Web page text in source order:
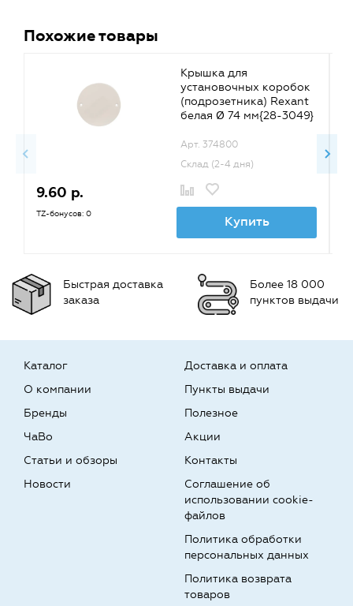
Похожие товары
Крышка для
установочных коробок
(подрозетника) Rexant
белая Ø 74 мм{28-3049}
Арт. 374800
Склад (2-4 дня)
9.60 р.
TZ-бонусов: 0 Купить
Быстрая доставка
заказа
Более 18 000
пунктов выдачи
Каталог
О компании
Бренды
Доставка и оплата
Пункты выдачи
Полезное
ЧаВо
Статьи и обзоры
Новости
Акции
Контакты
Соглашение об
использовании cookie-
файлов
Политика обработки
персональных данных
Политика возврата
товаров